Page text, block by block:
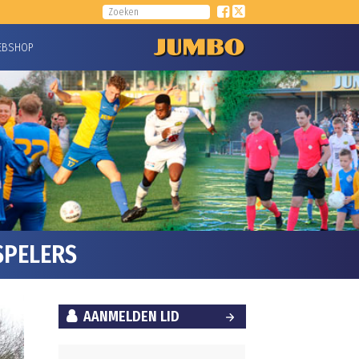
AANMELDEN LID